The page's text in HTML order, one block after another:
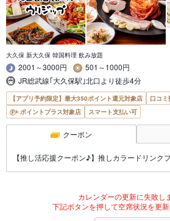
大久保 新大久保 韓国料理 飲み放題
2001～3000円
501～1000円
JR総武線｢大久保駅｣北口より徒歩4分
【アプリ予約限定】最大350ポイント還元対象店
口コ
ポイントプラス対象店
スマート支払い可
クーポン
【推し活応援クーポン♪】推しカラードリンク
カレンダーの更新に失敗し
下記ボタンを押して空席状況を更新